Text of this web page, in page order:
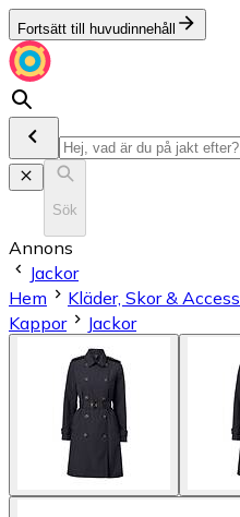
Fortsätt till huvudinnehåll
Sök
Annons
Jackor
Hem
Kläder, Skor &
Kappor
Jackor